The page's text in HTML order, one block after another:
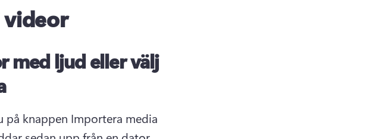
videor
med ljud eller välj
knappen Importera media